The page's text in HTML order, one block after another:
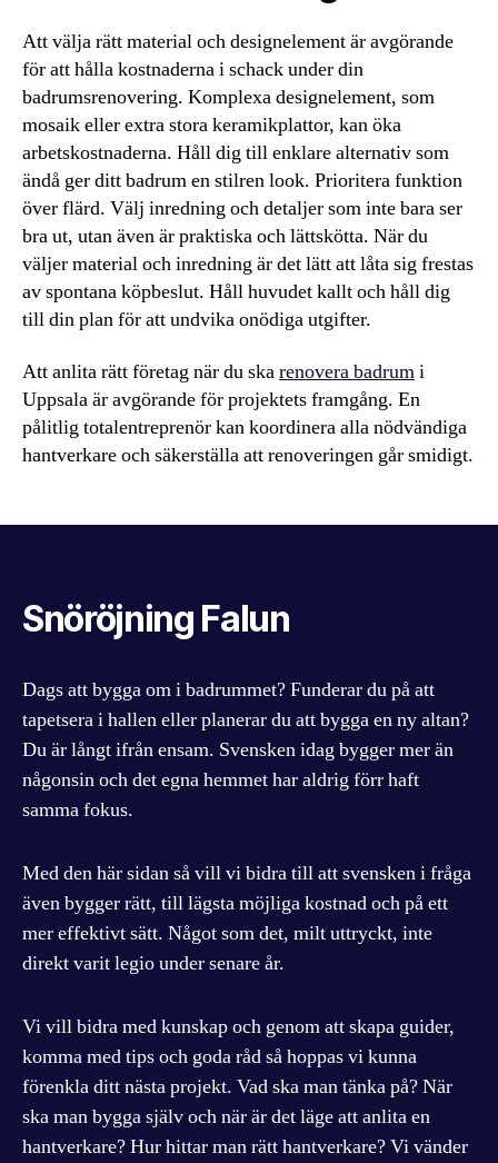
Att välja rätt material och designelement är avgörande
för att hålla kostnaderna i schack under din
badrumsrenovering. Komplexa designelement, som
mosaik eller extra stora keramikplattor, kan öka
arbetskostnaderna. Håll dig till enklare alternativ som
ändå ger ditt badrum en stilren look. Prioritera funktion
över flärd. Välj inredning och detaljer som inte bara ser
bra ut, utan även är praktiska och lättskötta. När du
väljer material och inredning är det lätt att låta sig frestas
av spontana köpbeslut. Håll huvudet kallt och håll dig
till din plan för att undvika onödiga utgifter.
Att anlita rätt företag när du skarenovera badrumi
Uppsala är avgörande för projektets framgång. En
pålitlig totalentreprenör kan koordinera alla nödvändiga
hantverkare och säkerställa att renoveringen går smidigt.
Snöröjning Falun
Dags att bygga om i badrummet? Funderar du på att
tapetsera i hallen eller planerar du att bygga en ny altan?
Du är långt ifrån ensam. Svensken idag bygger mer än
någonsin och det egna hemmet har aldrig förr haft
samma fokus.
Med den här sidan så vill vi bidra till att svensken i fråga
även bygger rätt, till lägsta möjliga kostnad och på ett
mer effektivt sätt. Något som det, milt uttryckt, inte
direkt varit legio under senare år.
Vi vill bidra med kunskap och genom att skapa guider,
komma med tips och goda råd så hoppas vi kunna
förenkla ditt nästa projekt. Vad ska man tänka på? När
ska man bygga själv och när är det läge att anlita en
hantverkare? Hur hittar man rätt hantverkare? Vi vänder